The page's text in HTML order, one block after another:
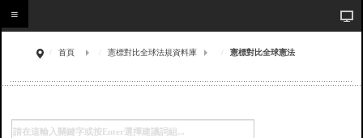
首頁 憲標對比全球法規資料庫 憲標對比全球憲法